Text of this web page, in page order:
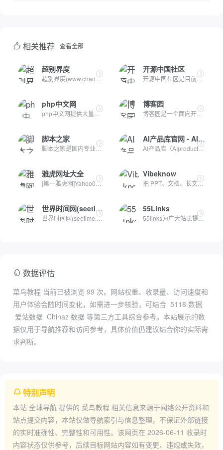
相关推荐 查看全部
超别界度
超别界度(www.chaobie.com)网络爱好者刘兆平的个人博客网站，美...
开源中国社区
开源中国社区是目前中国最大的开源技术社区。我们传播开源的理...
php中文网
php中文网提供大量免费、原创、高清的php视频教程，并定期举行...
博客园
博客园是一个面向开发者的知识分享社区。自创建以来，博客园一...
脚本之家
脚本之家是国内专业的网站建设资源、脚本编程学习类网站，提供...
AI产品库官网 - AIProductHub
AI产品库（AIproducthub）是一个专注于AI产品收录与分享的网站...
雅虎网址大全
[第一雅虎网]Yahoo001.com目录之家是全人工编辑的网站分类目录...
Vibeknow
把 PPT、文档、长文丢进 VibeKnow，AI 几分钟生成专业讲解视频...
世界时间网(seetime.cn)
世界时间网(seetime.cn)实时查询世界各地当前时间、时区和时差...
55Links
55links为广大站长提供友情链接买卖、友情链接出售、友情链接购...
数据评估
菜鸟教程 当前已被浏览 99 次。网站权重、收录量、访问速度和
用户体验会随时间变化，如需进一步核验，可结合 5118 数据
爱站数据 Chinaz 数据 等第三方工具综合参考。本站展示的数
据仅用于导航推荐和访问参考，具体价值仍建议结合你的实际需
求判断。
特别声明
本站 全球导航 提供的 菜鸟教程 相关信息来源于网络公开资料和
站点提交内容，本站仅做导航索引与信息整理，不保证外部链接
的实时准确性、完整性和可用性。该网页在 2026-06-11 收录时
内容状态仅供参考，后续目标网站内容如有变更、违规或失效，